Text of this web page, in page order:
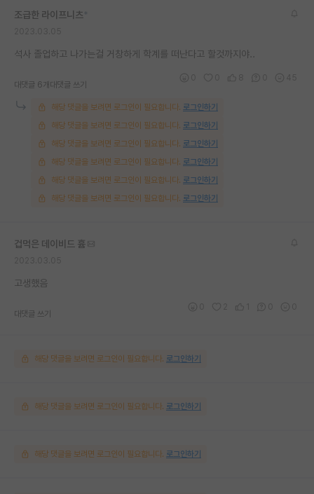
조급한 라이프니츠
석사 졸업하고 나가는걸 거창하게 학계를 떠난다고 할것까지야..
대댓글 6개 대댓글 쓰기
해당 댓글을 보려면 로그인이 필요합니다. 로그인하기
해당 댓글을 보려면 로그인이 필요합니다. 로그인하기
해당 댓글을 보려면 로그인이 필요합니다. 로그인하기
해당 댓글을 보려면 로그인이 필요합니다. 로그인하기
해당 댓글을 보려면 로그인이 필요합니다. 로그인하기
해당 댓글을 보려면 로그인이 필요합니다. 로그인하기
겁먹은 데이비드 흄
고생했음
대댓글 쓰기
해당 댓글을 보려면 로그인이 필요합니다. 로그인하기
해당 댓글을 보려면 로그인이 필요합니다. 로그인하기
해당 댓글을 보려면 로그인이 필요합니다. 로그인하기